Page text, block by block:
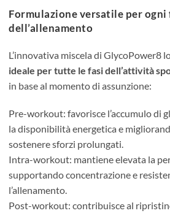
Formulazione versatile per ogni
dell’allenamento
L’innovativa miscela di GlycoPower8
ideale per tutte le fasi dell’attività
in base al momento di assunzione:
Pre-workout: favorisce l’accumulo di
la disponibilità energetica e
sostenere sforzi prolungati.
Intra-workout: mantiene elevata la
supportando concentrazione e
l’allenamento.
Post-workout: contribuisce al